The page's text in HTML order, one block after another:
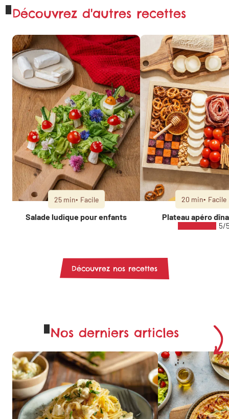
Découvrez d'autres recettes
25 min Facile
Salade ludique pour enfants
20 min Facile
Plateau apéro
5/
Découvrez nos recettes
Nos derniers articles